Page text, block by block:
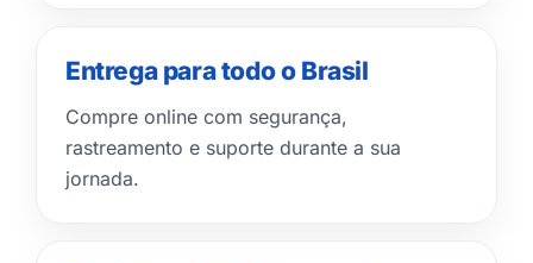
Entrega para todo o Brasil
Compre online com segurança,
rastreamento e suporte durante a sua
jornada.